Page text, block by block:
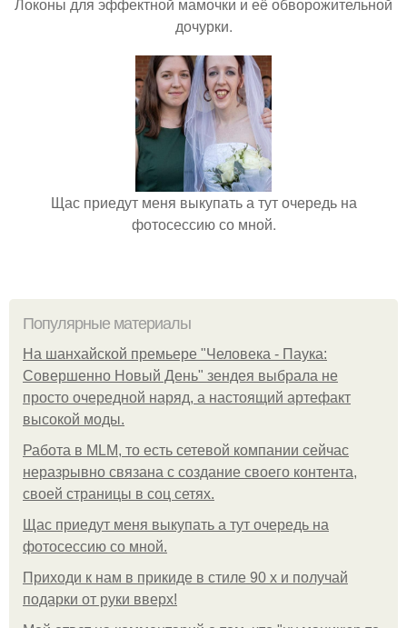
дочурки.
Щас приедут меня выкупать а тут очередь на
фотосессию со мной.
Популярные материалы
На шанхайской премьере "Человека - Паука:
Совершенно Новый День" зендея выбрала не
просто очередной наряд, а настоящий артефакт
высокой моды.
Работа в MLM, то есть сетевой компании сейчас
неразрывно связана с создание своего контента,
своей страницы в соц сетях.
Щас приедут меня выкупать а тут очередь на
фотосессию со мной.
Приходи к нам в прикиде в стиле 90 х и получай
подарки от руки вверх!